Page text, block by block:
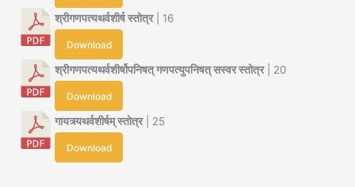
श्रीगणपत्यथर्वशीर्ष स्तोत्र| 16
Download
श्रीगणपत्यथर्वशीर्षोपनिषत् गणपत्युपनिषत् सस्वर स्तोत्र| 20
Download
गायत्र्यथर्वशीर्षम् स्तोत्र| 25
Download